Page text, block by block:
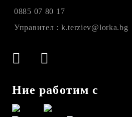
0885 07 80 17
Управител : k.terziev@lorka.bg
Ние работим с